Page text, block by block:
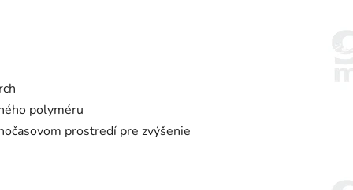
polyméru
prostredí pre zvýšenie